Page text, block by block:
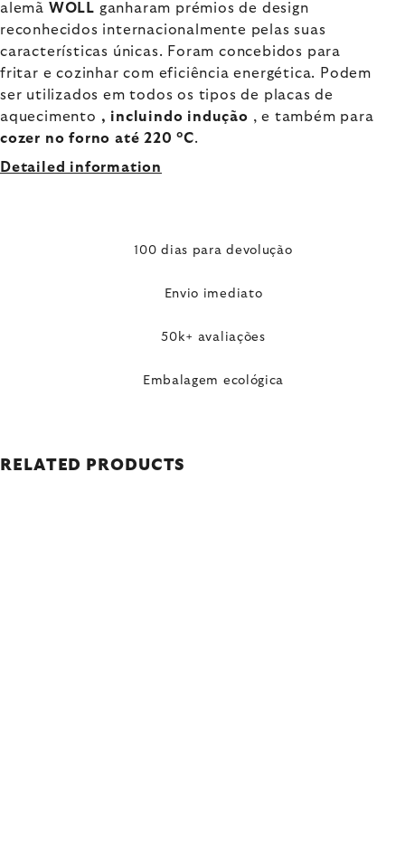
alemã WOLL ganharam prémios de design
reconhecidos internacionalmente pelas suas
características únicas. Foram concebidos para
fritar e cozinhar com eficiência energética. Podem
ser utilizados em todos os tipos de placas de
aquecimento , incluindo indução , e também para
cozer no forno até 220 °C.
Detailed information
100 dias para devolução
Envio imediato
50k+ avaliações
Embalagem ecológica
RELATED PRODUCTS